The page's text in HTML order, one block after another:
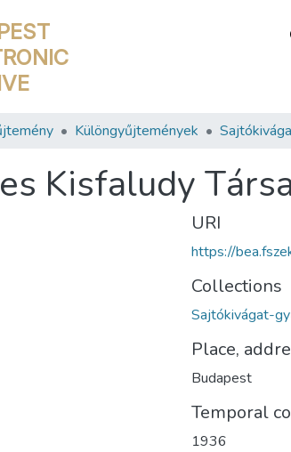
Különgyűjtemények
Kisfaludy
URI
https://
Collections
Sajtókivágat-
Place,
Budapest
Temporal
1936